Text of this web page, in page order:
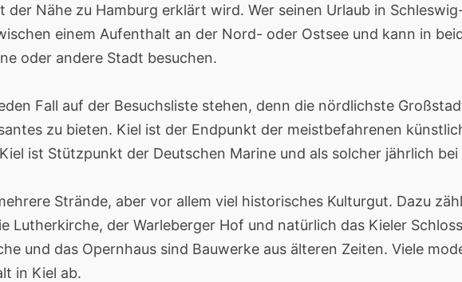
der Nähe zu Hamburg erklärt wird. Wer seinen Urlaub in
einem Aufenthalt an der Nord- oder Ostsee und kann in
oder andere Stadt besuchen.
Fall auf der Besuchsliste stehen, denn die nördlichste
zu bieten. Kiel ist der Endpunkt der meistbefahrenen
ist Stützpunkt der Deutschen Marine und als solcher jährlich
Strände, aber vor allem viel historisches Kulturgut. Dazu
Lutherkirche, der Warleberger Hof und natürlich das Kieler
und das Opernhaus sind Bauwerke aus älteren Zeiten. Viele
in Kiel ab.